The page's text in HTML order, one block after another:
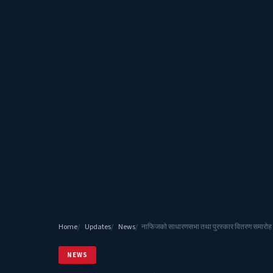
Home Updates News नाफिजको साधारणसभा तथा पुरस्कार वितरण
NEWS